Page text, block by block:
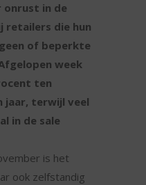
onrust in de
retailers die hun
of beperkte
week
ten
jaar, terwijl veel
in de sale
is het
ook zelfstandig